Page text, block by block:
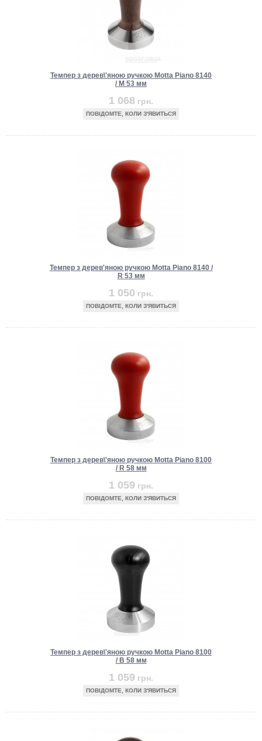
Темпер з дерев\'яною ручкою Motta Piano 8140
/ M 53 мм
1 068 грн.
ПОВІДОМТЕ, КОЛИ З'ЯВИТЬСЯ
Темпер з дерев'яною ручкою Motta Piano 8140 /
R 53 мм
1 050 грн.
ПОВІДОМТЕ, КОЛИ З'ЯВИТЬСЯ
Темпер з дерев\'яною ручкою Motta Piano 8100
/ R 58 мм
1 059 грн.
ПОВІДОМТЕ, КОЛИ З'ЯВИТЬСЯ
Темпер з дерев\'яною ручкою Motta Piano 8100
/ B 58 мм
1 059 грн.
ПОВІДОМТЕ, КОЛИ З'ЯВИТЬСЯ